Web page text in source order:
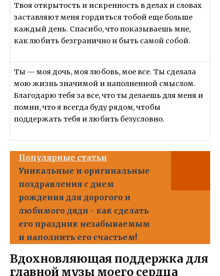
Твоя открытость и искренность в делах и словах
заставляют меня гордиться тобой еще больше
каждый день. Спасибо, что показываешь мне,
как любить безгранично и быть самой собой.
Ты — моя дочь, моя любовь, мое все. Ты сделала
мою жизнь значимой и наполненной смыслом.
Благодарю тебя за все, что ты делаешь для меня и
помни, что я всегда буду рядом, чтобы
поддержать тебя и любить безусловно.
Популярные статьи
Уникальные и оригинальные
поздравления с днем
рождения для дорогого и
любимого дяди - как сделать
его праздник незабываемым
и наполнить его счастьем!
Вдохновляющая поддержка для
главной музы моего сердца